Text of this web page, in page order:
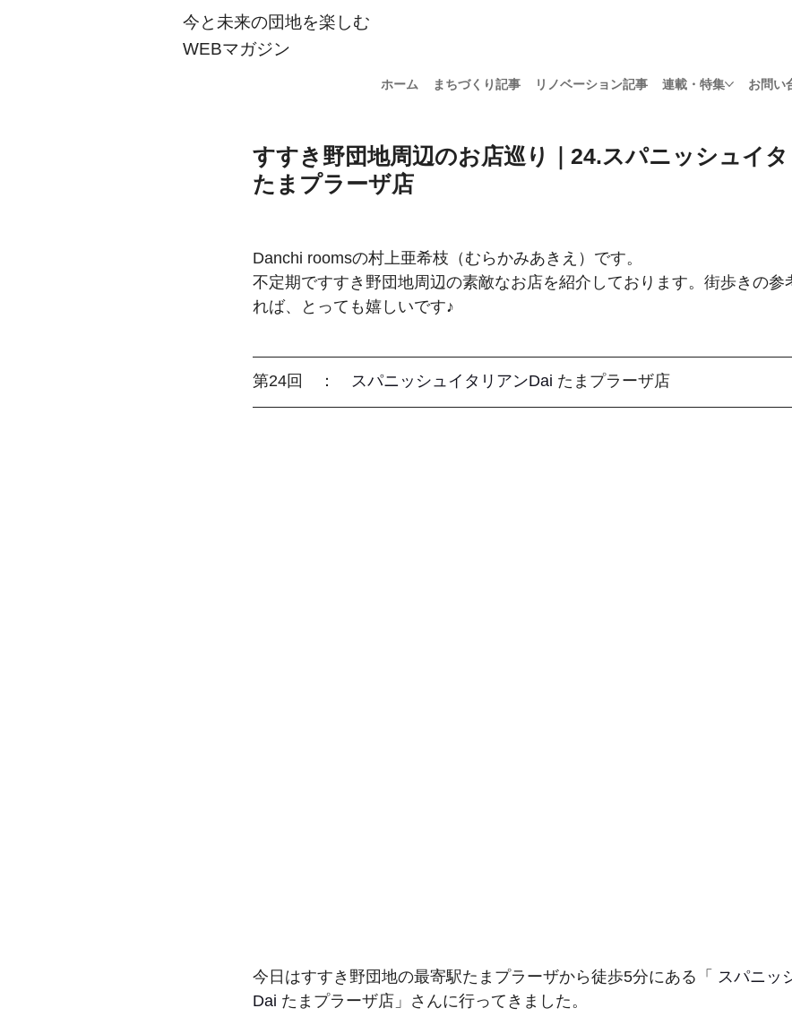
今と未来の団地を楽しむ
WEBマガジン
ホーム まちづくり記事 リノベーション記事 連載・特集 お問い
すすき野団地周辺のお店巡り｜24.スパニッシュイ
たまプラーザ店
Danchi roomsの村上亜希枝（むらかみあきえ）です。
不定期ですすき野団地周辺の素敵なお店を紹介しております。街歩きの参
れば、とっても嬉しいです♪
第24回　： スパニッシュイタリアンDai たまプラーザ店
今日はすすき野団地の最寄駅たまプラーザから徒歩5分にある「 スパニッ
Dai たまプラーザ店」さんに行ってきました。